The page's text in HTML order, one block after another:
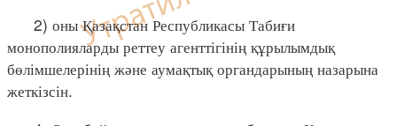
2) оны Қазақстан Республикасы Табиғи
монополияларды реттеу агенттігінің құрылымдық
бөлімшелерінің және аумақтық органдарының назарына
жеткізсін.